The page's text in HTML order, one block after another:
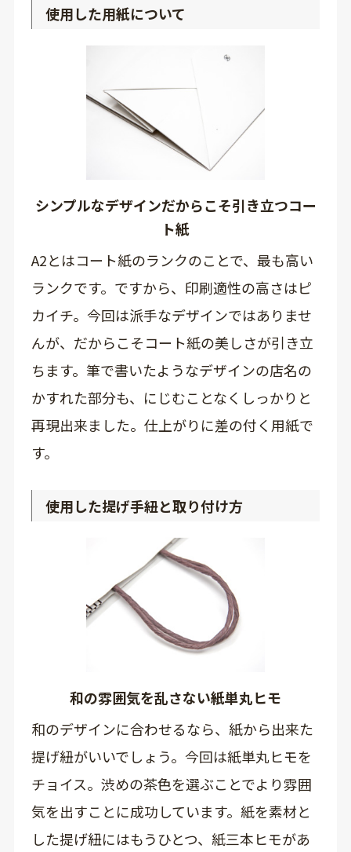
使用した用紙について
シンプルなデザインだからこそ引き立つコー
ト紙
A2とはコート紙のランクのことで、最も高い
ランクです。ですから、印刷適性の高さはピ
カイチ。今回は派手なデザインではありませ
んが、だからこそコート紙の美しさが引き立
ちます。筆で書いたようなデザインの店名の
かすれた部分も、にじむことなくしっかりと
再現出来ました。仕上がりに差の付く用紙で
す。
使用した提げ手紐と取り付け方
和の雰囲気を乱さない紙単丸ヒモ
和のデザインに合わせるなら、紙から出来た
提げ紐がいいでしょう。今回は紙単丸ヒモを
チョイス。渋めの茶色を選ぶことでより雰囲
気を出すことに成功しています。紙を素材と
した提げ紐にはもうひとつ、紙三本ヒモがあ